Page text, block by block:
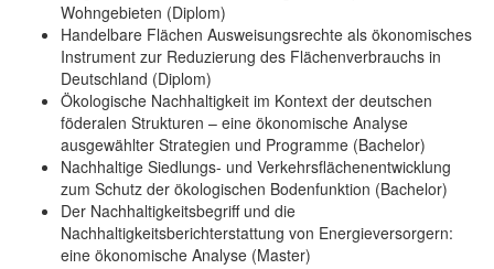
Wohngebieten (Diplom)
Handelbare Flächen Ausweisungsrechte als ökonomisches
Instrument zur Reduzierung des Flächenverbrauchs in
Deutschland (Diplom)
Ökologische Nachhaltigkeit im Kontext der deutschen
föderalen Strukturen – eine ökonomische Analyse
ausgewählter Strategien und Programme (Bachelor)
Nachhaltige Siedlungs- und Verkehrsflächenentwicklung
zum Schutz der ökologischen Bodenfunktion (Bachelor)
Der Nachhaltigkeitsbegriff und die
Nachhaltigkeitsberichterstattung von Energieversorgern:
eine ökonomische Analyse (Master)